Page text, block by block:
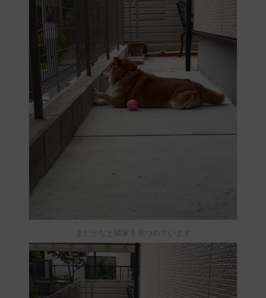
まだかなと隣家を見つめています